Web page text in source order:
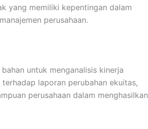
yang memiliki kepentingan dalam
perusahaan.
untuk menganalisis kinerja
laporan perubahan ekuitas,
perusahaan dalam menghasilkan